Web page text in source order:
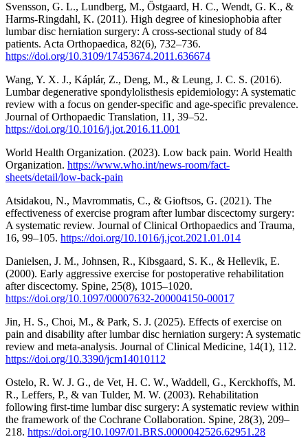
Svensson, G. L., Lundberg, M., Östgaard, H. C., Wendt, G. K., &
Harms-Ringdahl, K. (2011). High degree of kinesiophobia after
lumbar disc herniation surgery: A cross-sectional study of 84
patients. Acta Orthopaedica, 82(6), 732–736.
https://doi.org/10.3109/17453674.2011.636674
Wang, Y. X. J., Káplár, Z., Deng, M., & Leung, J. C. S. (2016).
Lumbar degenerative spondylolisthesis epidemiology: A systematic
review with a focus on gender-specific and age-specific prevalence.
Journal of Orthopaedic Translation, 11, 39–52.
https://doi.org/10.1016/j.jot.2016.11.001
World Health Organization. (2023). Low back pain. World Health
Organization. https://www.who.int/news-room/fact-
sheets/detail/low-back-pain
Atsidakou, N., Mavrommatis, C., & Gioftsos, G. (2021). The
effectiveness of exercise program after lumbar discectomy surgery:
A systematic review. Journal of Clinical Orthopaedics and Trauma,
16, 99–105. https://doi.org/10.1016/j.jcot.2021.01.014
Danielsen, J. M., Johnsen, R., Kibsgaard, S. K., & Hellevik, E.
(2000). Early aggressive exercise for postoperative rehabilitation
after discectomy. Spine, 25(8), 1015–1020.
https://doi.org/10.1097/00007632-200004150-00017
Jin, H. S., Choi, M., & Park, S. J. (2025). Effects of exercise on
pain and disability after lumbar disc herniation surgery: A systematic
review and meta-analysis. Journal of Clinical Medicine, 14(1), 112.
https://doi.org/10.3390/jcm14010112
Ostelo, R. W. J. G., de Vet, H. C. W., Waddell, G., Kerckhoffs, M.
R., Leffers, P., & van Tulder, M. W. (2003). Rehabilitation
following first-time lumbar disc surgery: A systematic review within
the framework of the Cochrane Collaboration. Spine, 28(3), 209–
218. https://doi.org/10.1097/01.BRS.0000042526.62951.28